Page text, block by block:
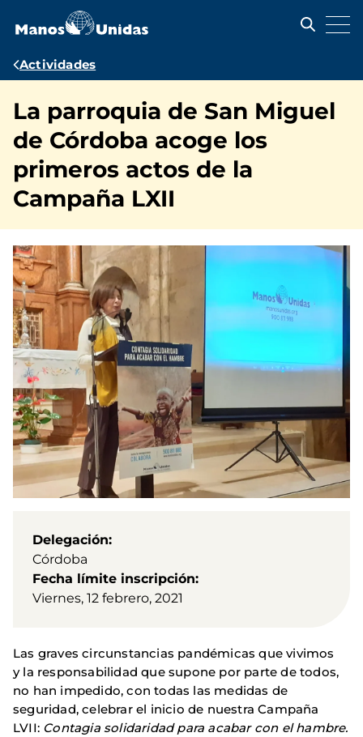
contenido
Ruta
navegación
Actividades
La parroquia de San Miguel
de Córdoba acoge los
primeros actos de la
Campaña LXII
Delegación
Córdoba
Fecha límite inscripción
Viernes, 12 febrero, 2021
Las graves circunstancias pandémicas que vivimos
y la responsabilidad que supone por parte de todos,
no han impedido, con todas las medidas de
seguridad, celebrar el inicio de nuestra Campaña
LVII: Contagia solidaridad para acabar con el hambre.